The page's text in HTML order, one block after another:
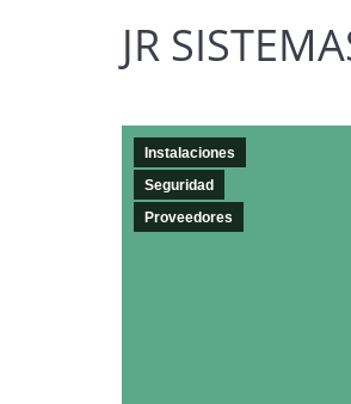
JR
Instalaciones
Seguridad
Proveedores